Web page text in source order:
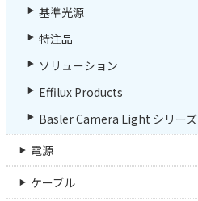
基準光源
特注品
ソリューション
Effilux Products
Basler Camera Light シリーズ
電源
ケーブル